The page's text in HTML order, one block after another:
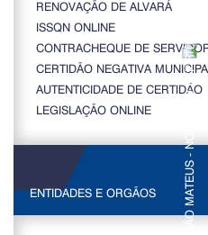
RENOVAÇÃO DE ALVARÁ
ISSQN ONLINE
CONTRACHEQUE DE
CERTIDÃO NEGATIVA
AUTENTICIDADE DE CERTIDÃO
LEGISLAÇÃO ONLINE
ENTIDADES E ORGÃOS